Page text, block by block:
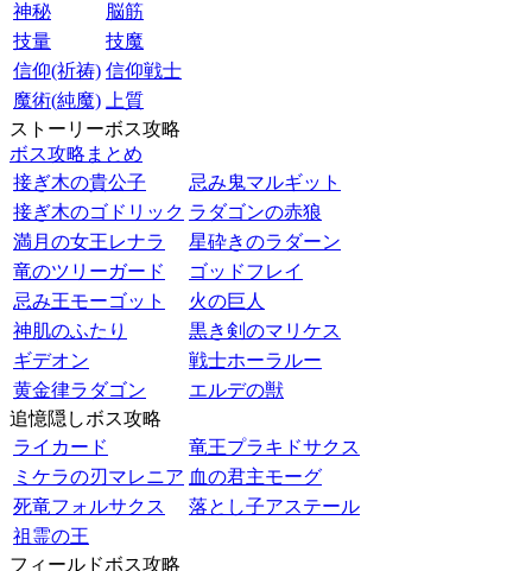
神秘
脳筋
技量
技魔
信仰(祈祷) 信仰戦士
魔術(純魔)
上質
ストーリーボス攻略
ボス攻略まとめ
接ぎ木の貴公子
忌み鬼マルギット
接ぎ木のゴドリック ラダゴンの赤狼
満月の女王レナラ
星砕きのラダーン
竜のツリーガード
ゴッドフレイ
忌み王モーゴット
火の巨人
神肌のふたり
黒き剣のマリケス
ギデオン
戦士ホーラルー
黄金律ラダゴン
エルデの獣
追憶隠しボス攻略
ライカード
竜王プラキドサクス
ミケラの刃マレニア 血の君主モーグ
死竜フォルサクス
落とし子アステール
祖霊の王
フィールドボス攻略